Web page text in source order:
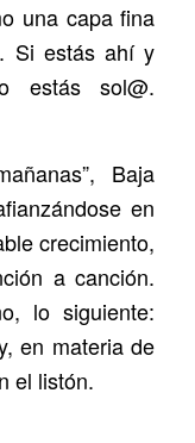
una capa fina
Si estás ahí y
estás sol@.
Baja
en
crecimiento,
a canción.
lo siguiente:
en materia de
el listón.